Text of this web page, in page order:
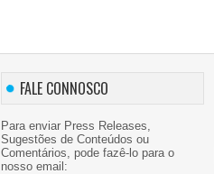
FALE CONNOSCO
Para enviar Press Releases,
Sugestões de Conteúdos ou
Comentários, pode fazê-lo para o
nosso email: